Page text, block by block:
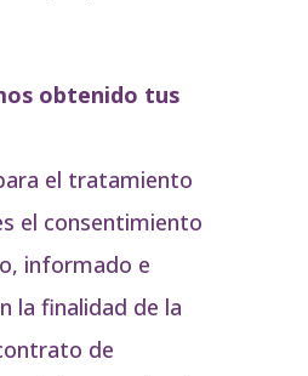
obtenido tus
el tratamiento
el consentimiento
informado e
la finalidad de la
de